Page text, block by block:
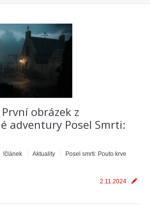
První obrázek z
adventury Posel Smrti:
!článek Aktuality
Posel smrti: Pouto krve
2.11.2024